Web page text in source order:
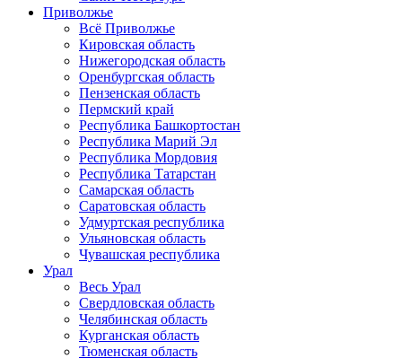
Приволжье
Всё Приволжье
Кировская область
Нижегородская область
Оренбургская область
Пензенская область
Пермский край
Республика Башкортостан
Республика Марий Эл
Республика Мордовия
Республика Татарстан
Самарская область
Саратовская область
Удмуртская республика
Ульяновская область
Чувашская республика
Урал
Весь Урал
Свердловская область
Челябинская область
Курганская область
Тюменская область